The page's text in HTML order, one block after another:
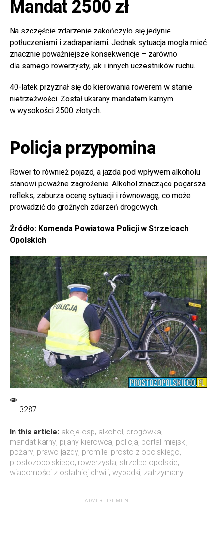
Mandat 2500 zł
Na szczęście zdarzenie zakończyło się jedynie
potłuczeniami i zadrapaniami. Jednak sytuacja mogła mieć
znacznie poważniejsze konsekwencje – zarówno
dla samego rowerzysty, jak i innych uczestników ruchu.
40-latek przyznał się do kierowania rowerem w stanie
nietrzeźwości. Został ukarany mandatem karnym
w wysokości 2500 złotych.
Policja przypomina
Rower to również pojazd, a jazda pod wpływem alkoholu
stanowi poważne zagrożenie. Alkohol znacząco pogarsza
refleks, zaburza ocenę sytuacji i równowagę, co może
prowadzić do groźnych zdarzeń drogowych.
Źródło: Komenda Powiatowa Policji w Strzelcach
Opolskich
3287
In this article: akcje osp, alkohol, drogówka,
mandat karny, pijany kierowca, policja, portal miejski,
pożary, prawo jazdy, promile, prosto z opolskiego,
prostozopolskiego, rowerzysta, strzelce opolskie,
wiadomości z ostatniej chwili, wypadki, zatrzymany
ADVERTISEMENT